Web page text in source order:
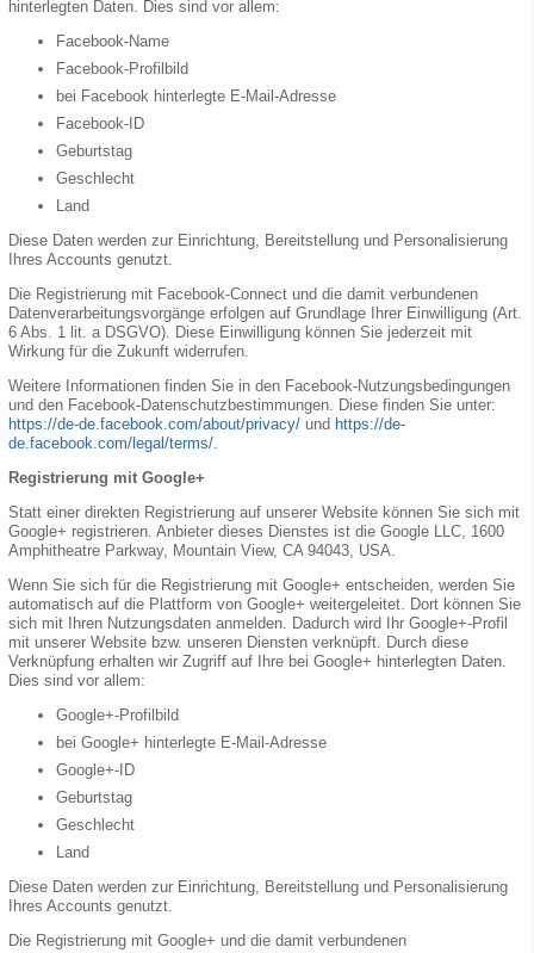
hinterlegten Daten. Dies sind vor allem:
Facebook-Name
Facebook-Profilbild
bei Facebook hinterlegte E-Mail-Adresse
Facebook-ID
Geburtstag
Geschlecht
Land
Diese Daten werden zur Einrichtung, Bereitstellung und Personalisierung
Ihres Accounts genutzt.
Die Registrierung mit Facebook-Connect und die damit verbundenen
Datenverarbeitungsvorgänge erfolgen auf Grundlage Ihrer Einwilligung (Art.
6 Abs. 1 lit. a DSGVO). Diese Einwilligung können Sie jederzeit mit
Wirkung für die Zukunft widerrufen.
Weitere Informationen finden Sie in den Facebook-Nutzungsbedingungen
und den Facebook-Datenschutzbestimmungen. Diese finden Sie unter:
https://de-de.facebook.com/about/privacy/ und https://de-
de.facebook.com/legal/terms/.
Registrierung mit Google+
Statt einer direkten Registrierung auf unserer Website können Sie sich mit
Google+ registrieren. Anbieter dieses Dienstes ist die Google LLC, 1600
Amphitheatre Parkway, Mountain View, CA 94043, USA.
Wenn Sie sich für die Registrierung mit Google+ entscheiden, werden Sie
automatisch auf die Plattform von Google+ weitergeleitet. Dort können Sie
sich mit Ihren Nutzungsdaten anmelden. Dadurch wird Ihr Google+-Profil
mit unserer Website bzw. unseren Diensten verknüpft. Durch diese
Verknüpfung erhalten wir Zugriff auf Ihre bei Google+ hinterlegten Daten.
Dies sind vor allem:
Google+-Profilbild
bei Google+ hinterlegte E-Mail-Adresse
Google+-ID
Geburtstag
Geschlecht
Land
Diese Daten werden zur Einrichtung, Bereitstellung und Personalisierung
Ihres Accounts genutzt.
Die Registrierung mit Google+ und die damit verbundenen